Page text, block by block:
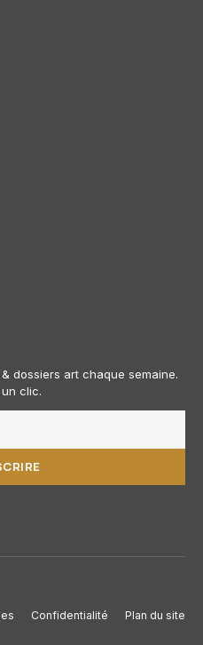
dossiers art chaque semaine.
clic.
Confidentialité Plan du site